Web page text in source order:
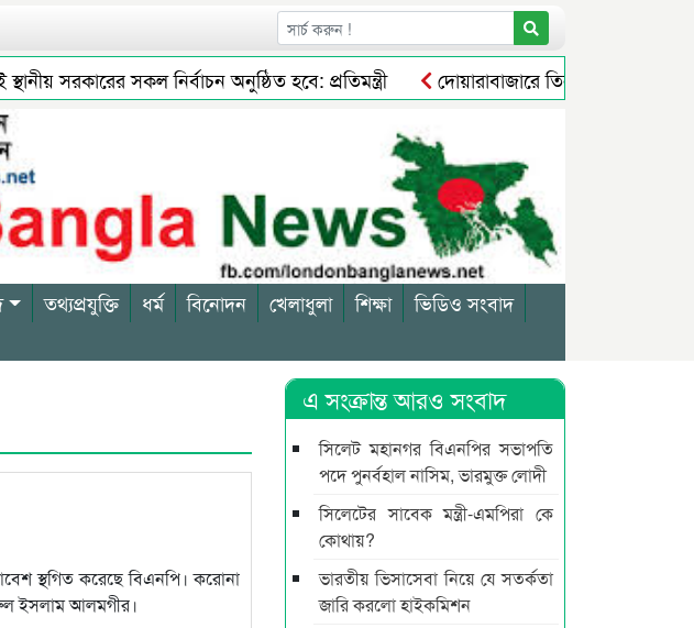
সরকারের সকল নির্বাচন অনুষ্ঠিত হবে: প্রতিমন্ত্রী দোয়ারাবাজারে তিন সন্তান ফেলে
তথ্যপ্রযুক্তি ধর্ম বিনোদন খেলাধুলা শিক্ষা
ভিডিও সংবাদ
স্থগিত করেছে বিএনপি। করোনা
ইসলাম আলমগীর।
এ সংক্রান্ত আরও সংবাদ
সিলেট মহানগর বিএনপির সভাপতি
পদে পুনর্বহাল নাসিম, ভারমুক্ত লোদী
সিলেটের সাবেক মন্ত্রী-এমপিরা কে
কোথায়?
ভারতীয় ভিসাসেবা নিয়ে যে সতর্কতা
জারি করলো হাইকমিশন